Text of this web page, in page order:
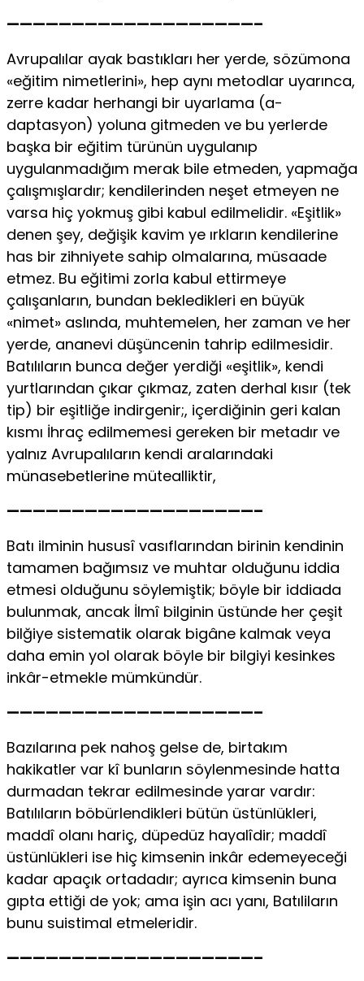
———————————————————–
Avrupalılar ayak bastıkları her yerde, sözümona
«eğitim nimetlerini», hep aynı metodlar uyarınca,
zerre kadar herhangi bir uyarlama (a-
daptasyon) yoluna gitmeden ve bu yerlerde
başka bir eğitim türünün uygulanıp
uygulanmadığım merak bile etmeden, yapmağa
çalışmışlardır; kendilerinden neşet etmeyen ne
varsa hiç yokmuş gibi kabul edilmelidir. «Eşitlik»
denen şey, değişik kavim ye ırkların kendilerine
has bir zihniyete sahip olmalarına, müsaade
etmez. Bu eğitimi zorla kabul ettirmeye
çalışanların, bundan bekledikleri en büyük
«nimet» aslında, muhtemelen, her zaman ve her
yerde, ananevi düşüncenin tahrip edilmesidir.
Batılıların bunca değer yerdiği «eşitlik», kendi
yurtlarından çıkar çıkmaz, zaten derhal kısır (tek
tip) bir eşitliğe indirgenir;, içerdiğinin geri kalan
kısmı İhraç edilmemesi gereken bir metadır ve
yalnız Avrupalıların kendi aralarındaki
münasebetlerine mütealliktir,
———————————————————–
Batı ilminin hususî vasıflarından birinin kendinin
tamamen bağımsız ve muhtar olduğunu iddia
etmesi olduğunu söylemiştik; böyle bir iddiada
bulunmak, ancak İlmî bilginin üstünde her çeşit
bilğiye sistematik olarak bigâne kalmak veya
daha emin yol olarak böyle bir bilgiyi kesinkes
inkâr-etmekle mümkündür.
———————————————————–
Bazılarına pek nahoş gelse de, birtakım
hakikatler var kî bunların söylenmesinde hatta
durmadan tekrar edilmesinde yarar vardır:
Batılıların böbürlendikleri bütün üstünlükleri,
maddî olanı hariç, düpedüz hayalîdir; maddî
üstünlükleri ise hiç kimsenin inkâr edemeyeceği
kadar apaçık ortadadır; ayrıca kimsenin buna
gıpta ettiği de yok; ama işin acı yanı, Batıliların
bunu suistimal etmeleridir.
———————————————————–